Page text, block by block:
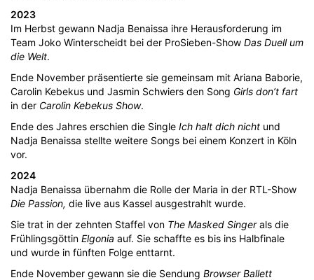
2023
Im Herbst gewann Nadja Benaissa ihre Herausforderung im
Team Joko Winterscheidt bei der ProSieben-Show Das Duell um
die Welt.
Ende November präsentierte sie gemeinsam mit Ariana Baborie,
Carolin Kebekus und Jasmin Schwiers den Song Girls don’t fart
in der Carolin Kebekus Show.
Ende des Jahres erschien die Single Ich halt dich nicht und
Nadja Benaissa stellte weitere Songs bei einem Konzert in Köln
vor.
2024
Nadja Benaissa übernahm die Rolle der Maria in der RTL-Show
Die Passion, die live aus Kassel ausgestrahlt wurde.
Sie trat in der zehnten Staffel von The Masked Singerals die
Frühlingsgöttin Elgonia auf. Sie schaffte es bis ins Halbfinale
und wurde in fünften Folge enttarnt.
Ende November gewann sie die Sendung Browser Ballett